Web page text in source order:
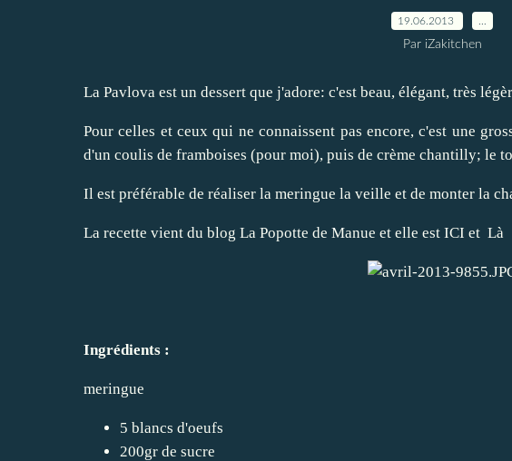
19.06.2013
Par iZakitchen
La Pavlova est un dessert que j'adore: c'est beau, élégant, très
Pour celles et ceux qui ne connaissent pas encore, c'est une
d'un coulis de framboises (pour moi), puis de crème chantilly; le
Il est préférable de réaliser la meringue la veille et de monter la
La recette vient du blog La Popotte de Manue et elle est ICI et Là
Ingrédients :
meringue
5 blancs d'oeufs
200gr de sucre